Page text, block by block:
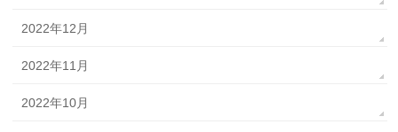
2022年12月
2022年11月
2022年10月